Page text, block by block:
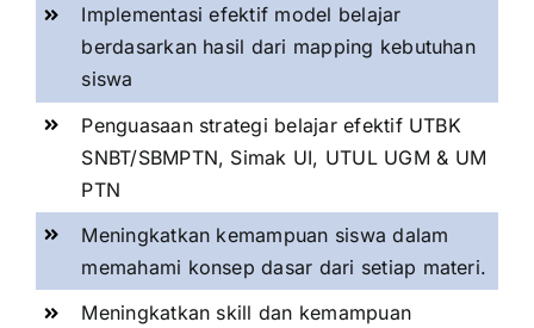
Implementasi efektif model belajar
berdasarkan hasil dari mapping kebutuhan
siswa
Penguasaan strategi belajar efektif UTBK
SNBT/SBMPTN, Simak UI, UTUL UGM & UM
PTN
Meningkatkan kemampuan siswa dalam
memahami konsep dasar dari setiap materi.
Meningkatkan skill dan kemampuan